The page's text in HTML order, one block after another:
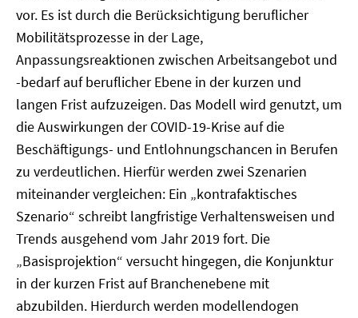
vor. Es ist durch die Berücksichtigung beruflicher
Mobilitätsprozesse in der Lage,
Anpassungsreaktionen zwischen Arbeitsangebot und
-bedarf auf beruflicher Ebene in der kurzen und
langen Frist aufzuzeigen. Das Modell wird genutzt, um
die Auswirkungen der COVID-19-Krise auf die
Beschäftigungs- und Entlohnungschancen in Berufen
zu verdeutlichen. Hierfür werden zwei Szenarien
miteinander vergleichen: Ein „kontrafaktisches
Szenario“ schreibt langfristige Verhaltensweisen und
Trends ausgehend vom Jahr 2019 fort. Die
„Basisprojektion“ versucht hingegen, die Konjunktur
in der kurzen Frist auf Branchenebene mit
abzubilden. Hierdurch werden modellendogen